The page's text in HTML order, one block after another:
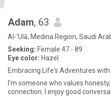
Adam, 63
Al-'Ulā, Medina Region, Saudi
Seeking: Female 47 - 89
Eye color: Hazel
Embracing Life's Adventures
I’m someone who values
connection. I enjoy good